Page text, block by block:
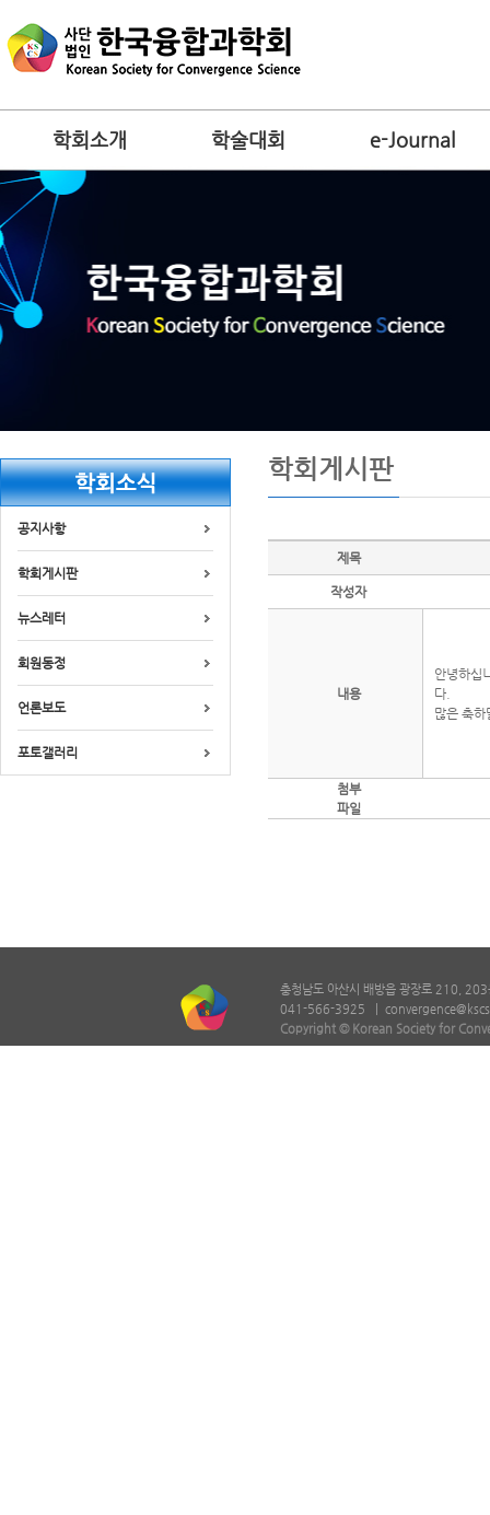
학회소개 학술대회 e-Journal
공지사항
학회게시판
뉴스레터
회원동정
언론보도
포토갤러리
학회게시판
제목
작성자
내용
안녕하십
다.
많은 축하
첨부
파일
충청남도 아산시 배방읍 광장로 210,
041-566-3925 |
Copyright © Korean Society for